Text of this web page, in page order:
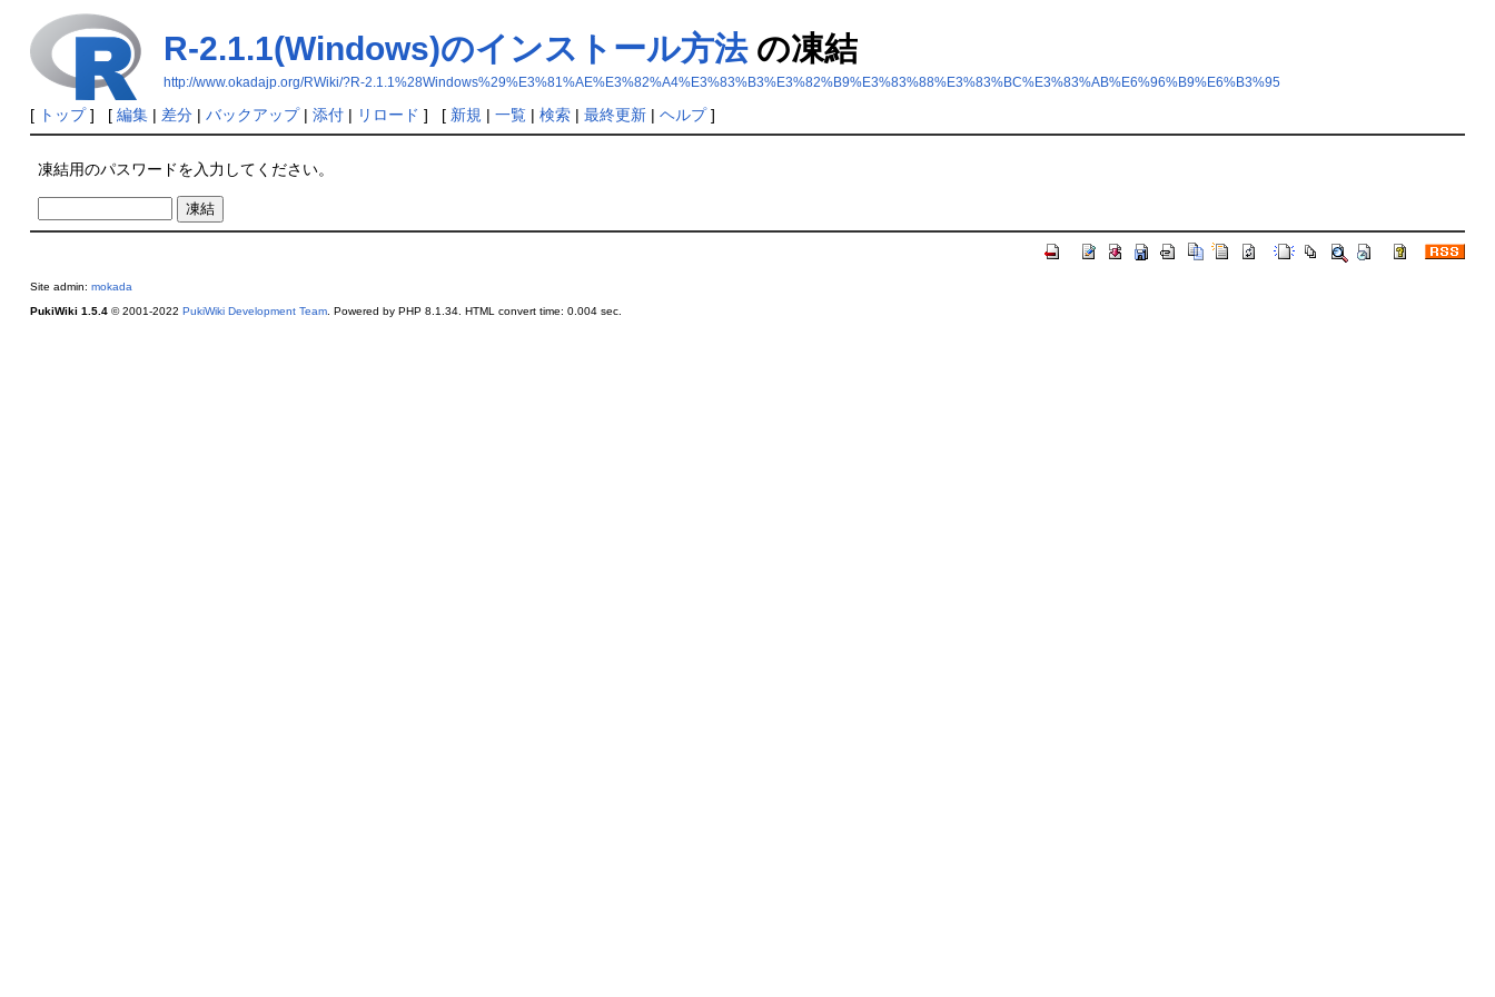
R-2.1.1(Windows)のインストール方法の凍結
http://www.okadajp.org/RWiki/?R-2.1.1%28Windows%29%E3%81%AE%E3%82%A4%E3%83%B3%E3%82%B9%E3%83%88%E3%83%BC%E3%83%AB%E6%96%B9%E6%B3%95
[ トップ] [ 編集| 差分| バックアップ| 添付| リロード ] [ 新規 | 一覧| 検索| 最終更新| ヘルプ]
凍結用のパスワードを入力してください。
Site admin: mokada
PukiWiki 1.5.4© 2001-2022 PukiWiki Development Team. Powered by PHP 8.1.34. HTML convert time: 0.004 sec.